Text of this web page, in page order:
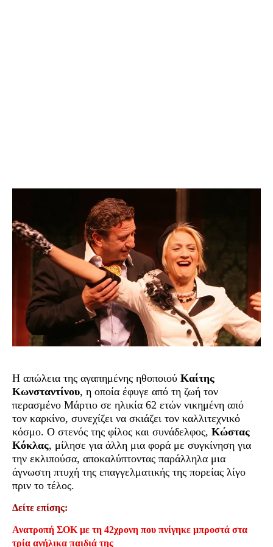
Η απώλεια της αγαπημένης ηθοποιού Καίτης
Κωνσταντίνου, η οποία έφυγε από τη ζωή τον
περασμένο Μάρτιο σε ηλικία 62 ετών νικημένη από
τον καρκίνο, συνεχίζει να σκιάζει τον καλλιτεχνικό
κόσμο. Ο στενός της φίλος και συνάδελφος, Κώστας
Κόκλας, μίλησε για άλλη μια φορά με συγκίνηση για
την εκλιπούσα, αποκαλύπτοντας παράλληλα μια
άγνωστη πτυχή της επαγγελματικής της πορείας λίγο
πριν το τέλος.
Δείτε επίσης:
Ανατροπή ΣΟΚ με τη 42χρονη που πνίγηκε μπροστά στα
τρία ανήλικα παιδιά της